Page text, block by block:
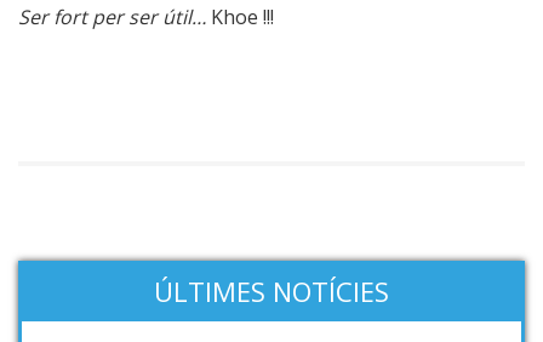
Ser fort per ser útil… Khoe !!!
ÚLTIMES NOTÍCIES